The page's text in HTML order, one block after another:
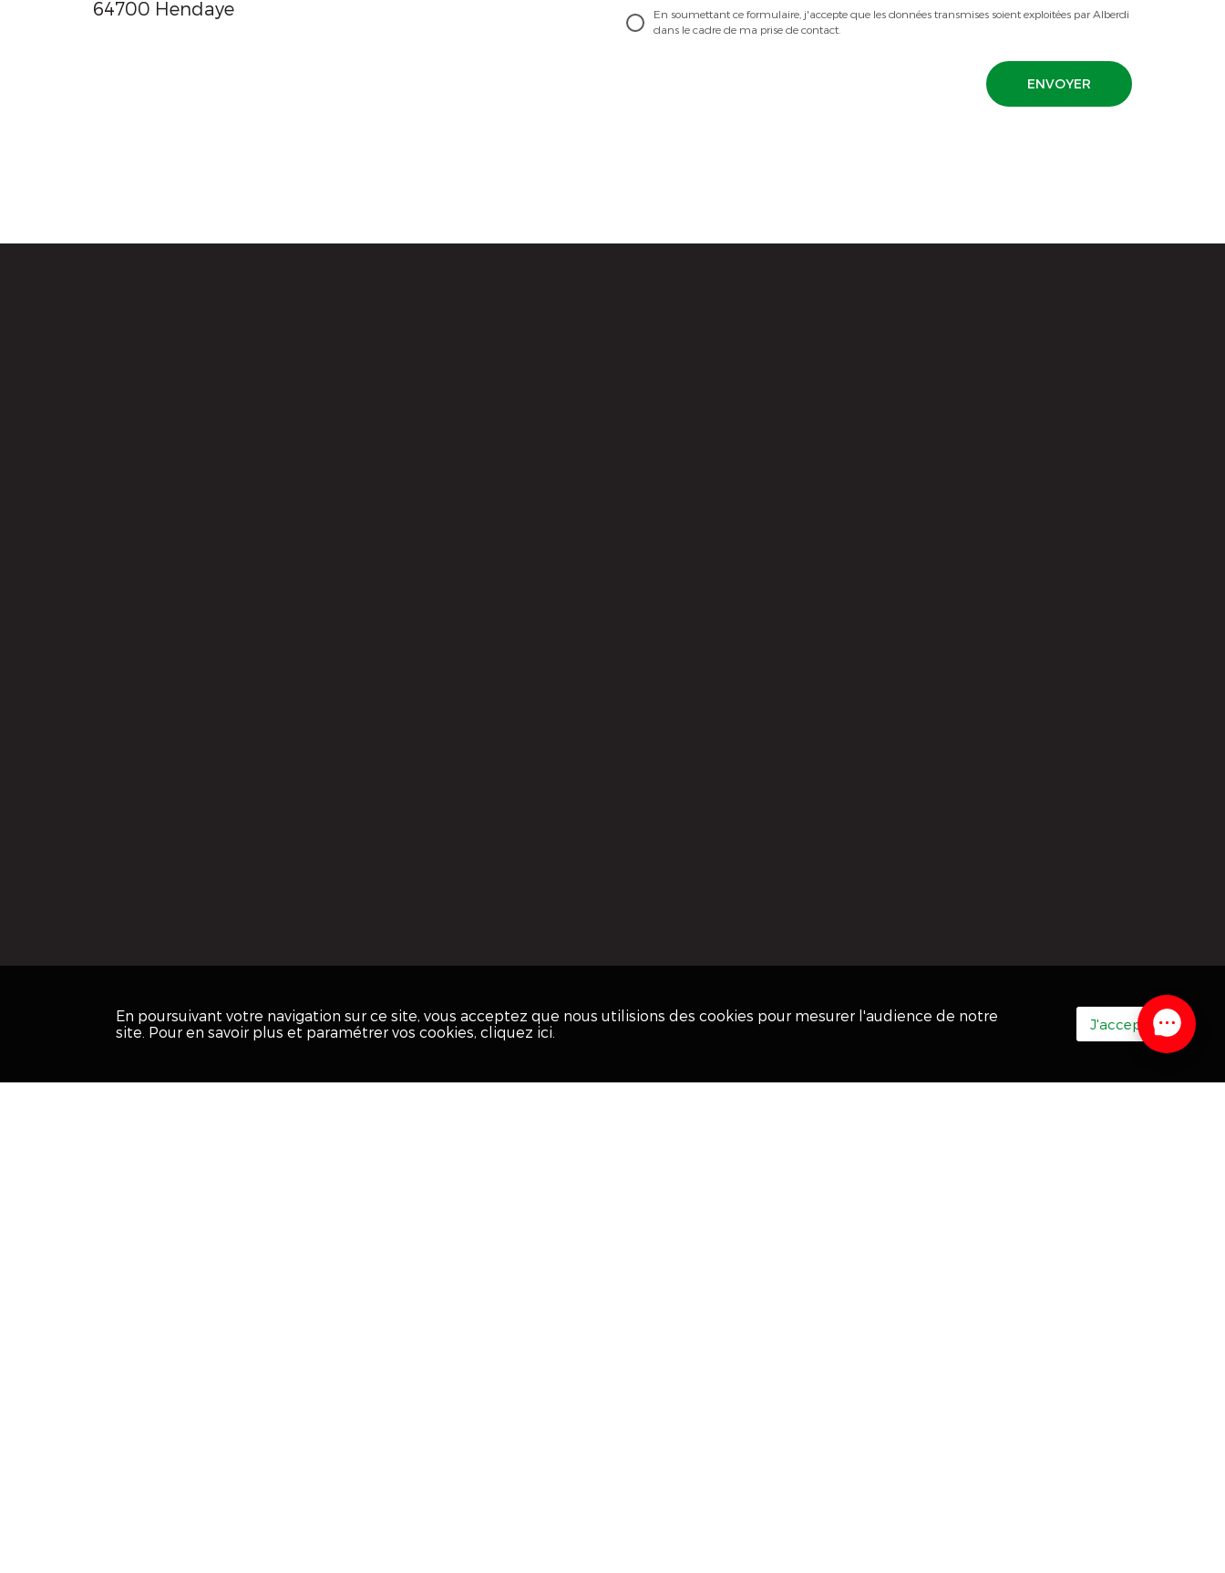
64700 Hendaye
En soumettant ce formulaire, j'accepte que les données transmises soient exploitées par Alberdi
dans le cadre de ma prise de contact.
ENVOYER
En poursuivant votre navigation sur ce site, vous acceptez que nous utilisions des cookies pour mesurer l'audience de notre
site. Pour en savoir plus et paramétrer vos cookies, cliquez ici J'accepte